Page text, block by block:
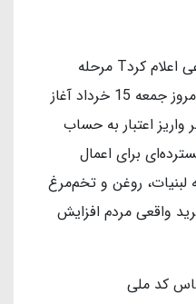
وزارت تعاون، کار و رفاه اجتماعی اعلام کردT مرحله
یازدهم کالابرگ الکترونیکی از امروز جمعه 15 خرداد آغاز
اعتبار به حساب
برای اعمال
لبنیات، روغن و تخم‌مرغ
واقعی مردم افزایش
کد ملی